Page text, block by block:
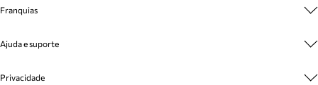
Cashback
Venda Corporativa
Franquias
Plano de Negócio
Ajuda e suporte
Privacidade